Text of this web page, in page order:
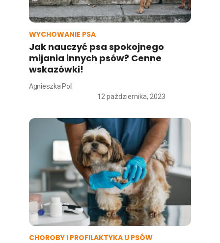
WYCHOWANIE PSA
Jak nauczyć psa spokojnego
mijania innych psów? Cenne
wskazówki!
Agnieszka Poll
12 października, 2023
CHOROBY I PROFILAKTYKA U PSÓW